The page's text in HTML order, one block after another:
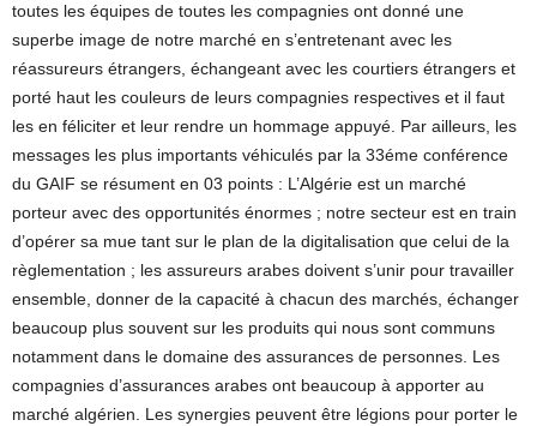
toutes les équipes de toutes les compagnies ont donné une
superbe image de notre marché en s’entretenant avec les
réassureurs étrangers, échangeant avec les courtiers étrangers et
porté haut les couleurs de leurs compagnies respectives et il faut
les en féliciter et leur rendre un hommage appuyé. Par ailleurs, les
messages les plus importants véhiculés par la 33éme conférence
du GAIF se résument en 03 points : L’Algérie est un marché
porteur avec des opportunités énormes ; notre secteur est en train
d’opérer sa mue tant sur le plan de la digitalisation que celui de la
règlementation ; les assureurs arabes doivent s’unir pour travailler
ensemble, donner de la capacité à chacun des marchés, échanger
beaucoup plus souvent sur les produits qui nous sont communs
notamment dans le domaine des assurances de personnes. Les
compagnies d’assurances arabes ont beaucoup à apporter au
marché algérien. Les synergies peuvent être légions pour porter le